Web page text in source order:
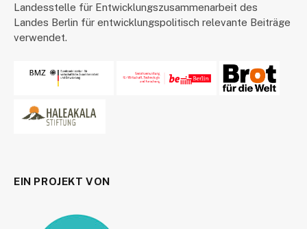
Landesstelle für Entwicklungszusammenarbeit des
Landes Berlin für entwicklungspolitisch relevante Beiträge
verwendet.
EIN PROJEKT VON